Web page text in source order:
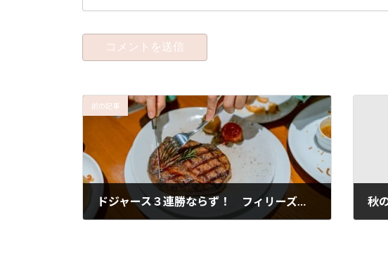
前の記事
ドジャース３連勝ならず！ フィリーズの底力！そしてハンバーグの夕食